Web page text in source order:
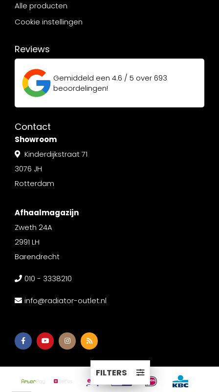
Alle producten
Cookie instellingen
Reviews
Gemiddeld een 4.6 / 5 over693
beoordelingen!
Contact
Showroom
Kinderdijkstraat 71
3076 JH
Rotterdam
Afhaalmagazijn
Zweth 24A
2991 LH
Barendrecht
010 - 3338210
info@radiator-outlet.nl
FILTERS